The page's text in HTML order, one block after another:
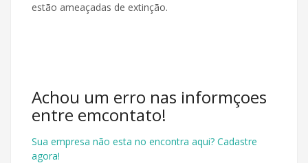
estão ameaçadas de extinção.
Achou um erro nas informçoes
entre emcontato!
Sua empresa não esta no encontra aqui? Cadastre
agora!